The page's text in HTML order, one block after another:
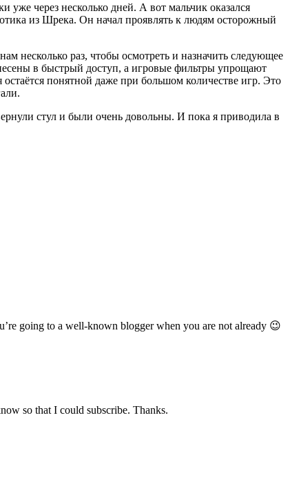
через несколько дней. А вот мальчик оказался
из Шрека. Он начал проявлять к людям осторожный
несколько раз, чтобы осмотреть и назначить следующее
в быстрый доступ, а игровые фильтры упрощают
понятной даже при большом количестве игр. Это
стул и были очень довольны. И пока я приводила в
going to a well-known blogger when you are not already 😉
so that I could subscribe. Thanks.